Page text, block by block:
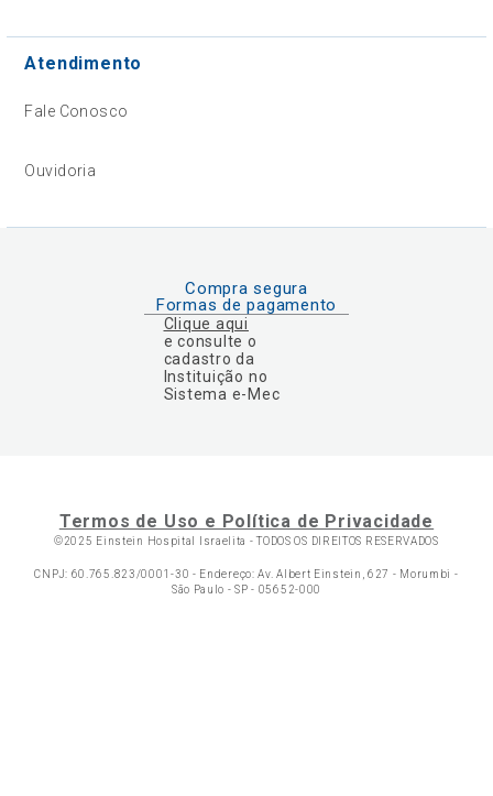
Atendimento
Fale Conosco
Ouvidoria
Compra segura
Formas de pagamento
Clique aqui
e consulte o
cadastro da
Instituição no
Sistema e-Mec
Termos de Uso e Política de Privacidade
©2025 Einstein Hospital Israelita -TODOS OS DIREITOS RESERVADOS
CNPJ: 60.765.823/0001-30 - Endereço: Av. Albert Einstein, 627 - Morumbi -
São Paulo - SP - 05652-000